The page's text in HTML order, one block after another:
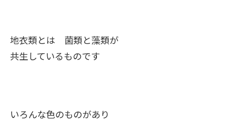
地衣類とは 菌類と藻類が
共生しているものです
いろんな色のものがあり